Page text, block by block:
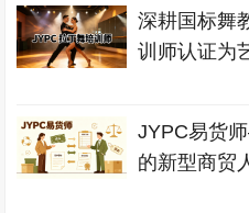
深耕国标舞
训师认证为
JYPC易货
的新型商贸